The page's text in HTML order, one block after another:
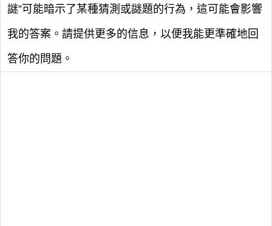
謎”可能暗示了某種猜測或謎題的行為，這可能會影響
我的答案。請提供更多的信息，以便我能更準確地回
答你的問題。